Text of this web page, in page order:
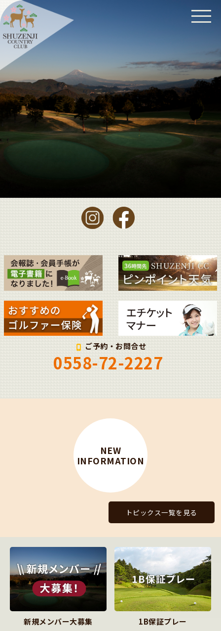
ご予約・お問合せ
0558-72-2227
NEW
INFORMATION
トピックス一覧を見る
新規メンバー大募集 1B保証プレー